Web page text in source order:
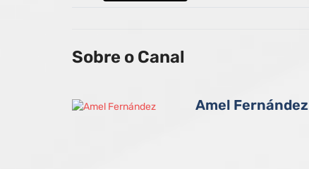
Sobre o Canal
Amel Fernández